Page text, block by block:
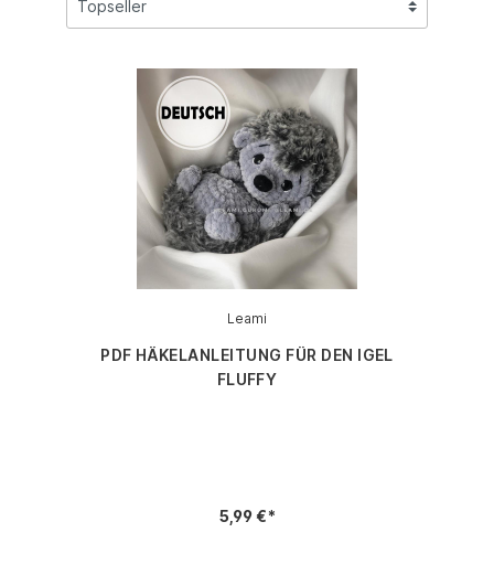
Leami
PDF HÄKELANLEITUNG FÜR DEN IGEL
FLUFFY
5,99 €*